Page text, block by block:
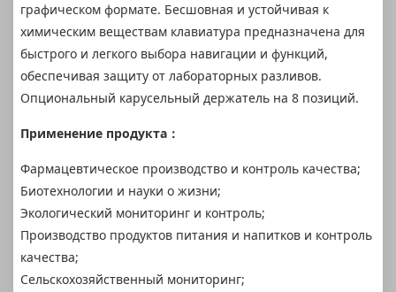
графическом формате. Бесшовная и устойчивая к
химическим веществам клавиатура предназначена для
быстрого и легкого выбора навигации и функций,
обеспечивая защиту от лабораторных разливов.
Опциональный карусельный держатель на 8 позиций.
Применение продукта ：
Фармацевтическое производство и контроль качества;
Биотехнологии и науки о жизни;
Экологический мониторинг и контроль;
Производство продуктов питания и напитков и контроль
качества;
Сельскохозяйственный мониторинг;